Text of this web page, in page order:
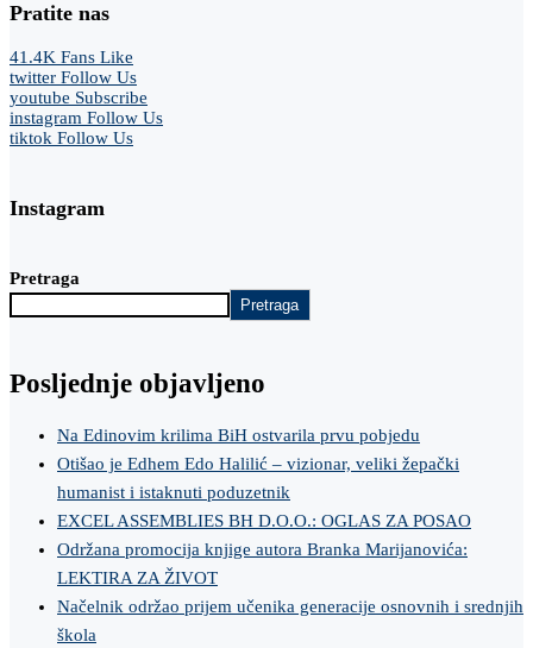
Pratite nas
41.4K Fans Like
twitter Follow Us
youtube Subscribe
instagram Follow Us
tiktok Follow Us
Instagram
Pretraga
Pretraga
Posljednje objavljeno
Na Edinovim krilima BiH ostvarila prvu pobjedu
Otišao je Edhem Edo Halilić – vizionar, veliki žepački
humanist i istaknuti poduzetnik
EXCEL ASSEMBLIES BH D.O.O.: OGLAS ZA POSAO
Održana promocija knjige autora Branka Marijanovića:
LEKTIRA ZA ŽIVOT
Načelnik održao prijem učenika generacije osnovnih i srednjih
škola